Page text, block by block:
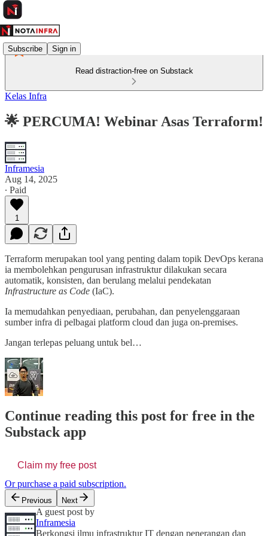
Subscribe Sign in
Read distraction-free on Substack
Kelas Infra
🌟 PERCUMA! Webinar Asas Terraform!
Inframesia
Aug 14, 2025
∙ Paid
1
Terraform merupakan tool yang penting dalam topik DevOps kerana
ia membolehkan pengurusan infrastruktur dilakukan secara
automatik, konsisten, dan berulang melalui pendekatan
Infrastructure as Code (IaC).
Ia memudahkan penyediaan, perubahan, dan penyelenggaraan
sumber infra di pelbagai platform cloud dan juga on-premises.
Jangan terlepas peluang untuk bel…
Continue reading this post for free in the
Substack app
Claim my free post
Or purchase a paid subscription.
Previous Next
A guest post by
Inframesia
Berkongsi ilmu infrastruktur IT dengan penerangan dan